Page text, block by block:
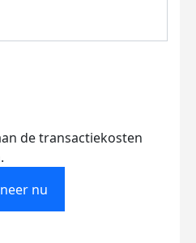
de transactiekosten
nu